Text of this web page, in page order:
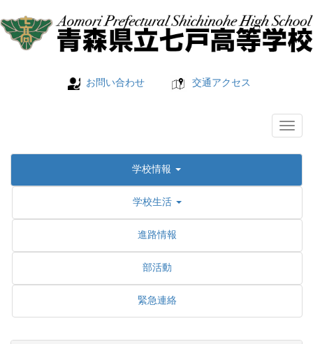
お問い合わせ 交通アクセス
学校情報
学校生活
進路情報
部活動
緊急連絡